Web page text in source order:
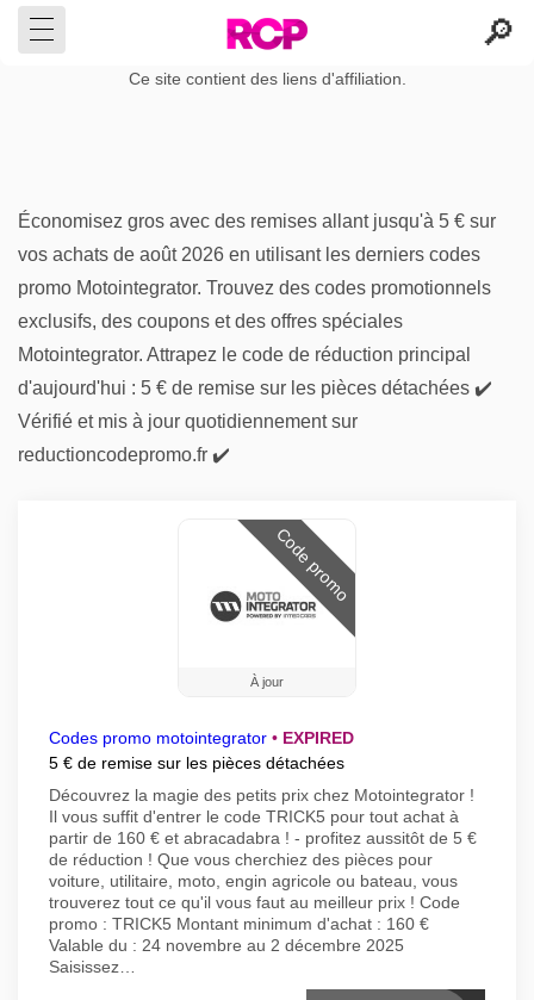
Ce site contient des liens d'affiliation.
Économisez gros avec des remises allant jusqu'à 5 € sur
vos achats de août 2026 en utilisant les derniers codes
promo Motointegrator. Trouvez des codes promotionnels
exclusifs, des coupons et des offres spéciales
Motointegrator. Attrapez le code de réduction principal
d'aujourd'hui : 5 € de remise sur les pièces détachées ✔️
Vérifié et mis à jour quotidiennement sur
reductioncodepromo.fr ✔️
À jour
Code promo
Codes promo motointegrator • EXPIRED
5 € de remise sur les pièces détachées
Découvrez la magie des petits prix chez Motointegrator !
Il vous suffit d'entrer le code TRICK5 pour tout achat à
partir de 160 € et abracadabra ! - profitez aussitôt de 5 €
de réduction ! Que vous cherchiez des pièces pour
voiture, utilitaire, moto, engin agricole ou bateau, vous
trouverez tout ce qu'il vous faut au meilleur prix ! Code
promo : TRICK5 Montant minimum d'achat : 160 €
Valable du : 24 novembre au 2 décembre 2025
Saisissez…